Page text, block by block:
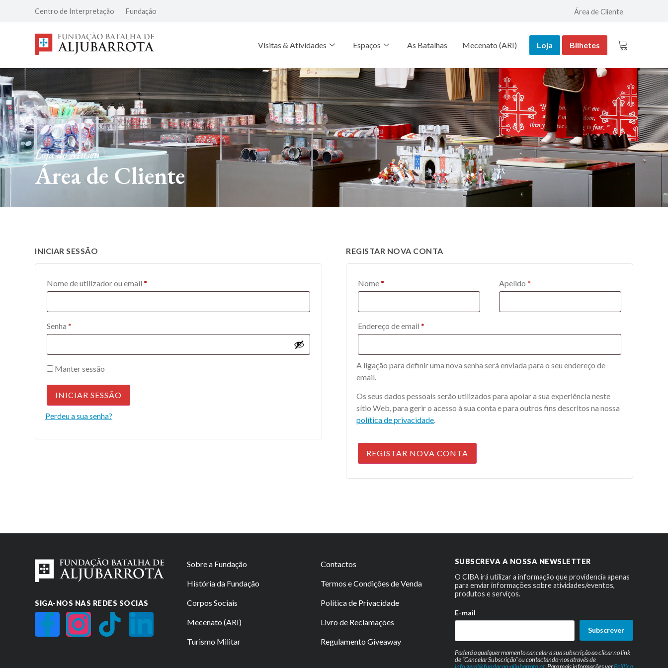
Centro de Interpretação Fundação Área de Cliente
Visitas & Atividades Espaços As Batalhas Mecenato (ARI) Loja Bilhetes
Loja do Museu
Área de Cliente
INICIAR SESSÃO
Nome de utilizador ou email *
Senha *
Manter sessão
INICIAR SESSÃO
Perdeu a sua senha?
REGISTAR NOVA CONTA
Nome * Apelido *
Endereço de email *
A ligação para definir uma nova senha será enviada para o seu endereço de
email.
Os seus dados pessoais serão utilizados para apoiar a sua experiência neste
sítio Web, para gerir o acesso à sua conta e para outros fins descritos na nossa
política de privacidade.
REGISTAR NOVA CONTA
SIGA-NOS NAS REDES SOCIAS
Sobre a Fundação
História da Fundação
Corpos Sociais
Mecenato (ARI)
Turismo Militar
Contactos
Termos e Condições de Venda
Política de Privacidade
Livro de Reclamações
Regulamento Giveaway
SUBSCREVA A NOSSA NEWSLETTER
O CIBA irá utilizar a informação que providencia apenas
para enviar informações sobre atividades/eventos,
produtos e serviços.
E-mail
Subscrever
Poderá a qualquer momento cancelar a sua subscrição ao clicar no link
de “Cancelar Subscrição” ou contactando-nos através de